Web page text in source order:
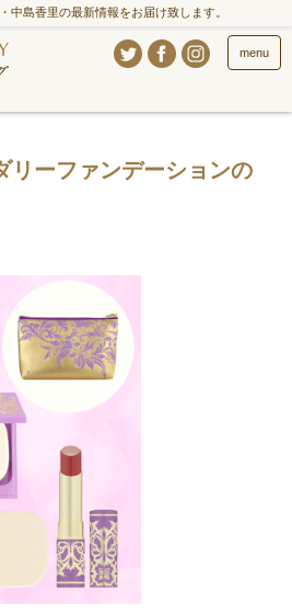
中島香里の最新情報をお届け致します。
menu
リーファンデーションの